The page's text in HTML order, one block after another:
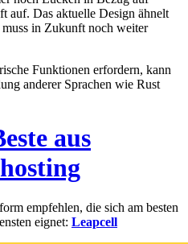
auf. Das aktuelle Design ähnelt
in Zukunft noch weiter
Funktionen erfordern, kann
anderer Sprachen wie Rust
aus
empfehlen, die sich am besten
eignet: Leapcell